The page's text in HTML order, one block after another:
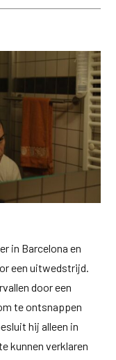
in Barcelona en
een uitwedstrijd.
door een
te ontsnappen
hij alleen in
kunnen verklaren